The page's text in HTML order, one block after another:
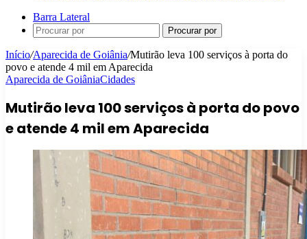
Barra Lateral
Procurar por
Início/Aparecida de Goiânia/Mutirão leva 100 serviços à porta do
povo e atende 4 mil em Aparecida
Aparecida de GoiâniaCidades
Mutirão leva 100 serviços à porta do povo
e atende 4 mil em Aparecida